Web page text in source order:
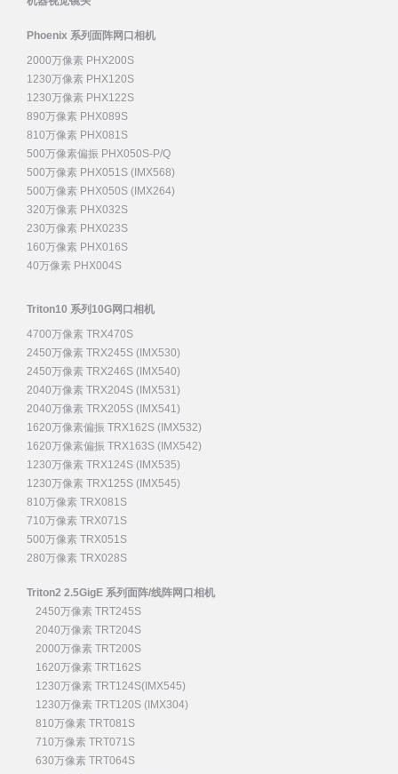
Phoenix 系列面阵网口相机
2000万像素 PHX200S
1230万像素 PHX120S
1230万像素 PHX122S
890万像素 PHX089S
810万像素 PHX081S
500万像素偏振 PHX050S-P/Q
500万像素 PHX051S (IMX568)
500万像素 PHX050S (IMX264)
320万像素 PHX032S
230万像素 PHX023S
160万像素 PHX016S
40万像素 PHX004S
Triton10 系列10G网口相机
4700万像素 TRX470S
2450万像素 TRX245S (IMX530)
2450万像素 TRX246S (IMX540)
2040万像素 TRX204S (IMX531)
2040万像素 TRX205S (IMX541)
1620万像素偏振 TRX162S (IMX532)
1620万像素偏振 TRX163S (IMX542)
1230万像素 TRX124S (IMX535)
1230万像素 TRX125S (IMX545)
810万像素 TRX081S
710万像素 TRX071S
500万像素 TRX051S
280万像素 TRX028S
Triton2 2.5GigE 系列面阵/线阵网口相机
2450万像素 TRT245S
2040万像素 TRT204S
2000万像素 TRT200S
1620万像素 TRT162S
1230万像素 TRT124S(IMX545)
1230万像素 TRT120S (IMX304)
810万像素 TRT081S
710万像素 TRT071S
630万像素 TRT064S